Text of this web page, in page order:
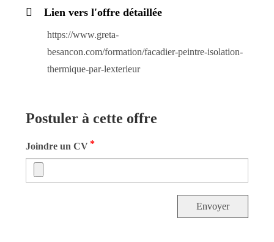
Lien vers l'offre détaillée
https://www.greta-
besancon.com/formation/facadier-peintre-isolation-
thermique-par-lexterieur
Postuler à cette offre
Joindre un CV *
Envoyer